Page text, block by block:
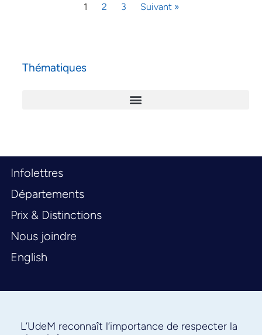
1 2 3 Suivant »
Thématiques
Infolettres
Départements
Prix & Distinctions
Nous joindre
English
L’UdeM reconnaît l’importance de respecter la